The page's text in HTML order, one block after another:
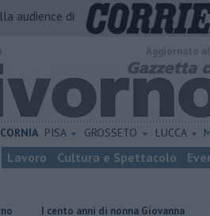
audience di
PISA GROSSETO LUCCA
Lavoro Cultura e Spettacolo
I cento anni di nonna Giovanna